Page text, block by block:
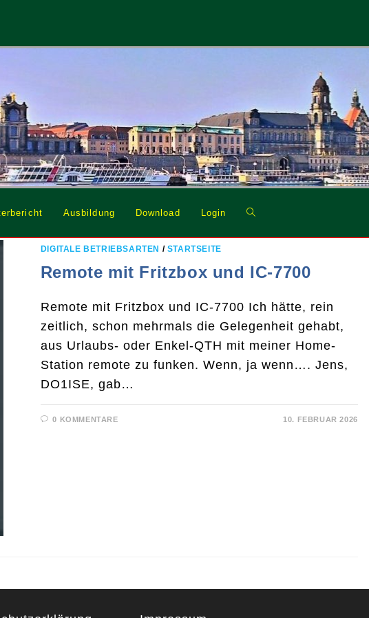
Ausbildung Download Login Website-
Suche
DIGITALE BETRIEBSARTEN / STARTSEITE
Remote mit Fritzbox und IC-7700
Remote mit Fritzbox und IC-7700 Ich hätte, rein
zeitlich, schon mehrmals die Gelegenheit gehabt,
aus Urlaubs- oder Enkel-QTH mit meiner Home-
Station remote zu funken. Wenn, ja wenn…. Jens,
DO1ISE, gab…
0 KOMMENTARE 10. FEBRUAR 2026